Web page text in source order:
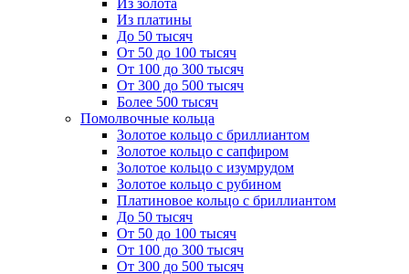
Из золота
Из платины
До 50 тысяч
От 50 до 100 тысяч
От 100 до 300 тысяч
От 300 до 500 тысяч
Более 500 тысяч
Помолвочные кольца
Золотое кольцо с бриллиантом
Золотое кольцо с сапфиром
Золотое кольцо с изумрудом
Золотое кольцо с рубином
Платиновое кольцо с бриллиантом
До 50 тысяч
От 50 до 100 тысяч
От 100 до 300 тысяч
От 300 до 500 тысяч